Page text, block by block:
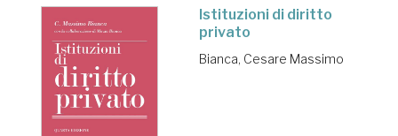
Istituzioni di diritto
privato
Bianca, Cesare Massimo